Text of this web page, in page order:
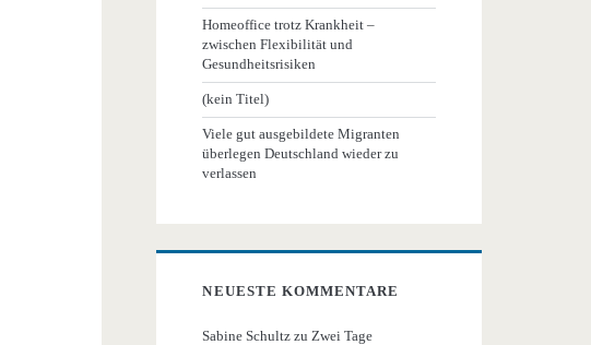
Homeoffice trotz Krankheit –
zwischen Flexibilität und
Gesundheitsrisiken
(kein Titel)
Viele gut ausgebildete Migranten
überlegen Deutschland wieder zu
verlassen
NEUESTE KOMMENTARE
Sabine Schultz zu Zwei Tage